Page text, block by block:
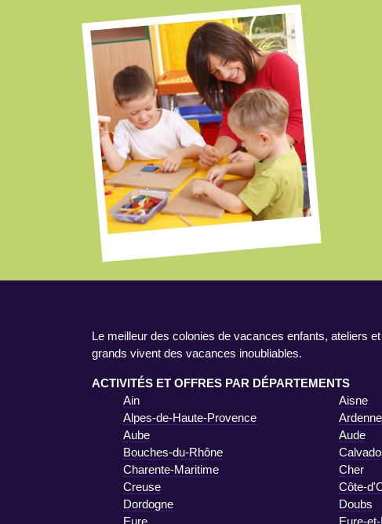
Le meilleur des colonies de vacances enfants, ateliers
grands vivent des vacances inoubliables.
ACTIVITÉS ET OFFRES PAR DÉPARTEMENTS
Ain
Aisne
Alpes-de-Haute-Provence
Aube
Aude
Bouches-du-Rhône
Charente-Maritime
Cher
Creuse
Côte-
Dordogne
Doubs
Eure
Eure-